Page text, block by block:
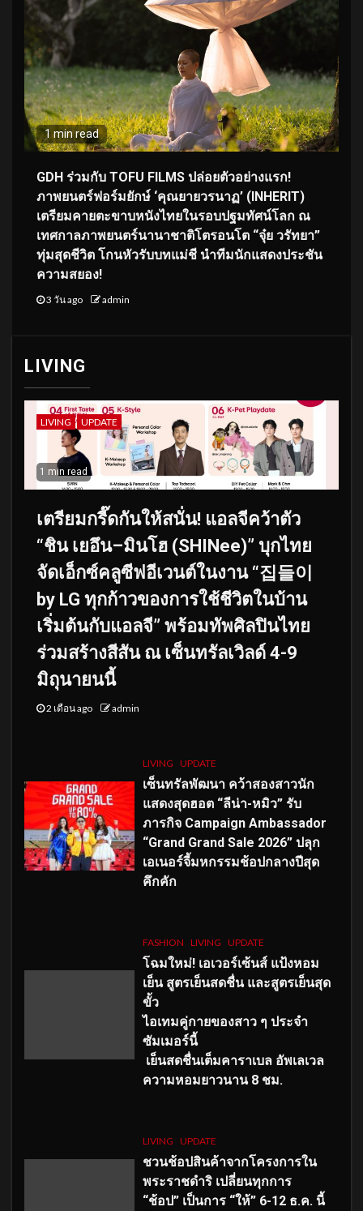
1 min read
GDH ร่วมกับ TOFU FILMS ปล่อยตัวอย่างแรก!
ภาพยนตร์ฟอร์มยักษ์ ‘คุณยายวรนาฏ’ (INHERIT)
เตรียมคายตะขาบหนังไทยในรอบปฐมทัศน์โลก ณ
เทศกาลภาพยนตร์นานาชาติโตรอนโต “จุ๋ย วรัทยา”
ทุ่มสุดชีวิต โกนหัวรับบทแม่ชี นำทีมนักแสดงประชัน
ความสยอง!
3 วัน ago admin
LIVING
LIVING UPDATE
1 min read
เตรียมกรี๊ดกันให้สนั่น! แอลจีคว้าตัว
“ชิน เยอึน–มินโฮ (SHINee)” บุกไทย
จัดเอ็กซ์คลูซีฟอีเวนต์ในงาน “집들이
by LG ทุกก้าวของการใช้ชีวิตในบ้าน
เริ่มต้นกับแอลจี” พร้อมทัพศิลปินไทย
ร่วมสร้างสีสัน ณ เซ็นทรัลเวิลด์ 4-9
มิถุนายนนี้
2 เดือน ago admin
LIVING UPDATE
เซ็นทรัลพัฒนา คว้าสองสาวนัก
แสดงสุดฮอต “ลีน่า-หมิว” รับ
ภารกิจ Campaign Ambassador
“Grand Grand Sale 2026” ปลุก
เอเนอร์จี้มหกรรมช้อปกลางปีสุด
คึกคัก
FASHION LIVING UPDATE
โฉมใหม่! เอเวอร์เซ้นส์ แป้งหอม
เย็น สูตรเย็นสดชื่น และสูตรเย็นสุด
ขั้ว
ไอเทมคู่กายของสาว ๆ ประจำ
ซัมเมอร์นี้
เย็นสดชื่นเต็มคาราเบล อัพเลเวล
ความหอมยาวนาน 8 ชม.
LIVING UPDATE
ชวนช้อปสินค้าจากโครงการใน
พระราชดำริ เปลี่ยนทุกการ
“ช้อป” เป็นการ “ให้” 6-12 ธ.ค. นี้